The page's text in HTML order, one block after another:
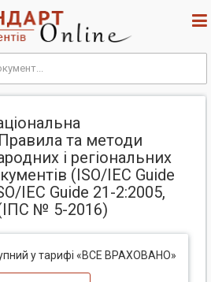
та методи
і регіональних
(ISO/IEC Guide
IEC Guide 21-2:2005,
№ 5-2016)
у тарифі «ВСЕ ВРАХОВАНО»